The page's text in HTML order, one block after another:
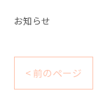
お知らせ
< 前のページ